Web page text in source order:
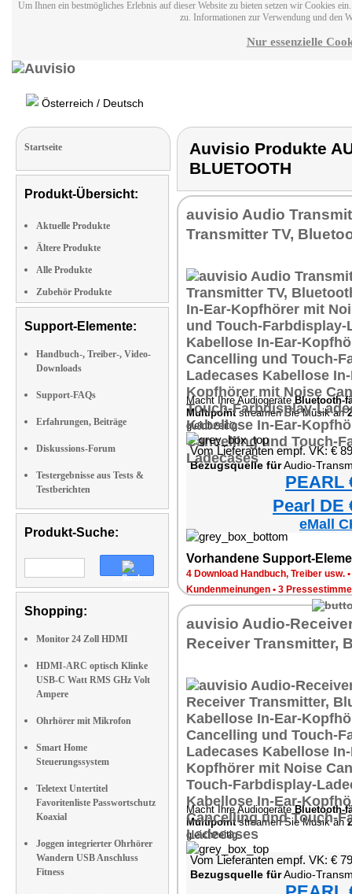
Um Ihnen ein bestmögliches Erlebnis auf dieser Website zu bieten setzen wir Cookies
zu. Informationen zur Verwendung und den
Nur essenzielle
Österreich / Deutsch
Startseite
Produkt-Übersicht:
Aktuelle Produkte
Ältere Produkte
Alle Produkte
Zubehör Produkte
Support-Elemente:
Handbuch-, Treiber-, Video-
Downloads
Support-FAQs
Erfahrungen, Beiträge
Diskussions-Forum
Testergebnisse aus Tests &
Testberichten
Produkt-Suche:
Shopping:
Monitor 24 Zoll HDMI
HDMI-ARC optisch Klinke
USB-C Watt RMS GHz Volt
Ampere
Ohrhörer mit Mikrofon
Smart Home
Steuerungssystem
Teletext Untertitel
Favoritenliste Passwortschutz
Koaxial
Joggen integrierter Ohrhörer
Wandern USB Anschluss
Fitness
Auvisio Produkte
BLUETOOTH
auvisio Audio
Transmitter TV,
Macht Ihre AudiogeräteBluetooth-
Multipointstreamen Sie Musik an
gleichzeitig.
Vom Lieferanten empf. VK: €
Bezugsquelle fürAudio-Transmitter
PEARL
Pearl DE
eMall
Vorhandene Support-
4 Download Handbuch, Treiber usw. •
Kundenmeinungen • 3
auvisio Audio-
Receiver Transmitter,
Macht Ihre AudiogeräteBluetooth-
Multipointstreamen Sie Musik an
gleichzeitig.
Vom Lieferanten empf. VK: €
Bezugsquelle fürAudio-Transmitter